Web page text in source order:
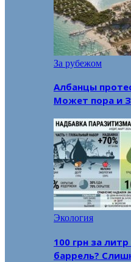
За рубежом
Албанцы
Может пора и
Экология
100 грн за
баррель?